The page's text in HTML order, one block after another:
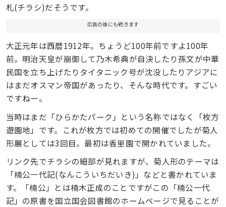
札(チラシ)だそうです。
広告の後にも続きます
大正元年は西暦1912年。ちょうど100年前ですよ100年
前。明治天皇が崩御して乃木希典が自決したり孫文が中華
民国を立ち上げたりタイタニック号が沈没したりアジアに
はまだオスマン帝国があったり、そんな時代です。すごい
ですねー。
当時はまだ「ひらかたパーク」という名称ではなく「枚方
遊園地」です。これが枚方では初めての開催でしたが菊人
形展としては3回目。最初は香里園で開かれていました。
リンク先でチラシの細部が見れますが、菊人形のテーマは
「楠公一代記(なんこういちだいき)」などと書かれていま
す。「楠公」とは楠木正成のことですがこの「楠公一代
記」の原書を国立国会図書館のホームページで見ることが